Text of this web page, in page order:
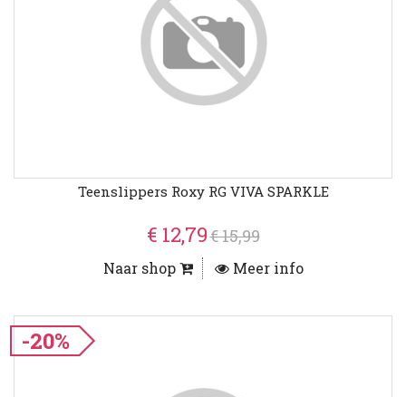
Teenslippers Roxy RG VIVA SPARKLE
€ 12,79€ 15,99
Naar shop Meer info
-20%